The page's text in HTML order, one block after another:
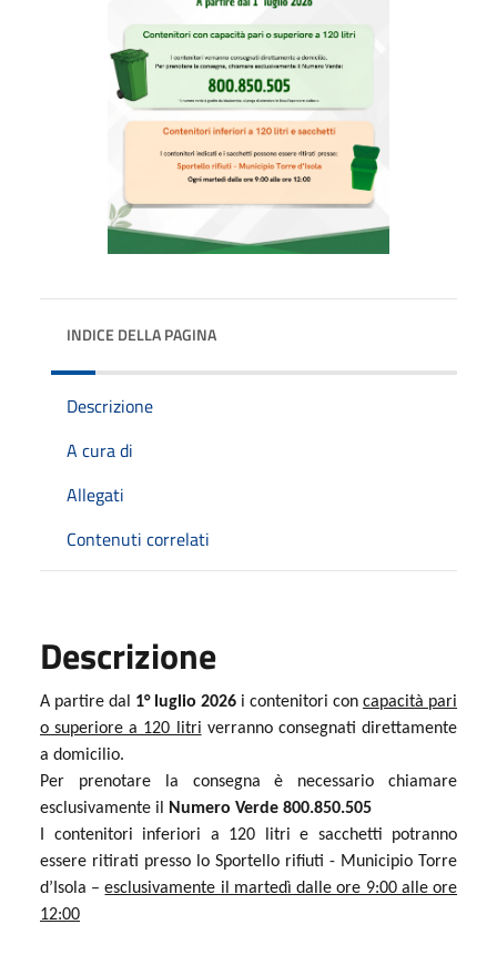
INDICE DELLA PAGINA
Descrizione
A cura di
Allegati
Contenuti correlati
Descrizione
A partire dal 1° luglio 2026 i contenitori con capacità pari
o superiore a 120 litri verranno consegnati direttamente
a domicilio.
Per prenotare la consegna è necessario chiamare
esclusivamente il
Numero Verde 800.850.505
I contenitori inferiori a 120 litri e sacchetti potranno
essere ritirati presso lo Sportello rifiuti - Municipio Torre
d’Isola –esclusivamente il martedì dalle ore 9:00 alle ore
12:00